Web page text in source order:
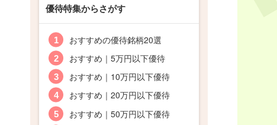
優待特集からさがす
おすすめの優待銘柄20選
おすすめ｜5万円以下優待
おすすめ｜10万円以下優待
おすすめ｜20万円以下優待
おすすめ｜50万円以下優待